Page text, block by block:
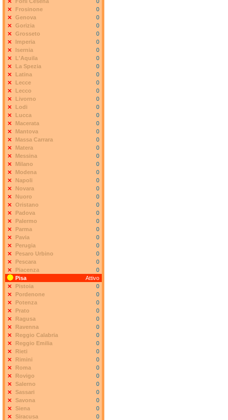
Frosinone
0
Genova
0
Gorizia
0
Grosseto
0
Imperia
0
Isernia
0
L'Aquila
0
La Spezia
0
Latina
0
Lecce
0
Lecco
0
Livorno
0
Lodi
0
Lucca
0
Macerata
0
Mantova
0
Massa Carrara
0
Matera
0
Messina
0
Milano
0
Modena
0
Napoli
0
Novara
0
Nuoro
0
Oristano
0
Padova
0
Palermo
0
Parma
0
Pavia
0
Perugia
0
Pesaro Urbino
0
Pescara
0
Piacenza
0
Pisa
Attivo
Pistoia
0
Pordenone
0
Potenza
0
Prato
0
Ragusa
0
Ravenna
0
Reggio Calabria
0
Reggio Emilia
0
Rieti
0
Rimini
0
Roma
0
Rovigo
0
Salerno
0
Sassari
0
Savona
0
Siena
0
Siracusa
0